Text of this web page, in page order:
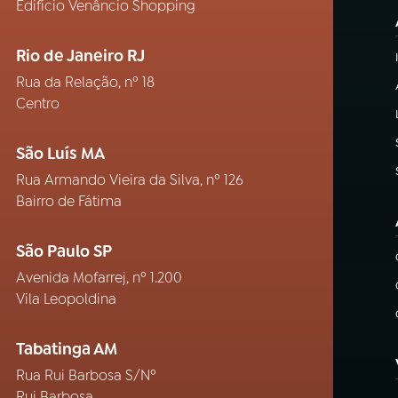
Edifício Venâncio Shopping
Rio de Janeiro RJ
Rua da Relação, nº 18
Centro
São Luís MA
Rua Armando Vieira da Silva, nº 126
Bairro de Fátima
São Paulo SP
Avenida Mofarrej, nº 1.200
Vila Leopoldina
Tabatinga AM
Rua Rui Barbosa S/Nº